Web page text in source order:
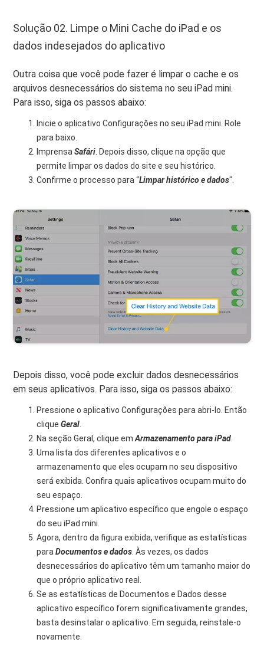
Solução 02. Limpe o Mini Cache do iPad e os
dados indesejados do aplicativo
Outra coisa que você pode fazer é limpar o cache e os
arquivos desnecessários do sistema no seu iPad mini.
Para isso, siga os passos abaixo:
Inicie o aplicativo Configurações no seu iPad mini. Role
para baixo.
ImprensaSafári . Depois disso, clique na opção que
permite limpar os dados do site e seu histórico.
Confirme o processo para “Limpar histórico e dados".
Depois disso, você pode excluir dados desnecessários
em seus aplicativos. Para isso, siga os passos abaixo:
Pressione o aplicativo Configurações para abri-lo. Então
cliqueGeral
Na seção Geral, clique emArmazenamento para iPad
Uma lista dos diferentes aplicativos e o
armazenamento que eles ocupam no seu dispositivo
será exibida. Confira quais aplicativos ocupam muito do
seu espaço.
Pressione um aplicativo específico que engole o espaço
do seu iPad mini.
Agora, dentro da figura exibida, verifique as estatísticas
paraDocumentos e dados . Às vezes, os dados
desnecessários do aplicativo têm um tamanho maior do
que o próprio aplicativo real.
Se as estatísticas de Documentos e Dados desse
aplicativo específico forem significativamente grandes,
basta desinstalar o aplicativo. Em seguida, reinstale-o
novamente.